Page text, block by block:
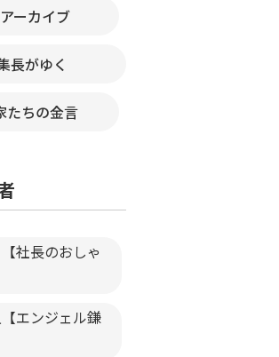
ーカイブ
長がゆく
たちの金言
社長のおしゃ
エンジェル鎌